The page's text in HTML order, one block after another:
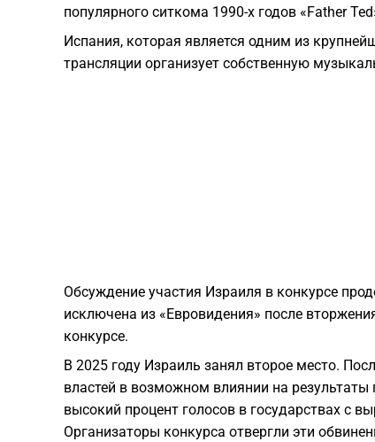
популярного ситкома 1990-х годов «Father
Испания, которая является одним из
трансляции организует собственную
Обсуждение участия Израиля в конкурсе
исключена из «Евровидения» после
конкурсе.
В 2025 году Израиль занял второе место.
властей в возможном влиянии на результаты
высокий процент голосов в государствах с
Организаторы конкурса отвергли эти